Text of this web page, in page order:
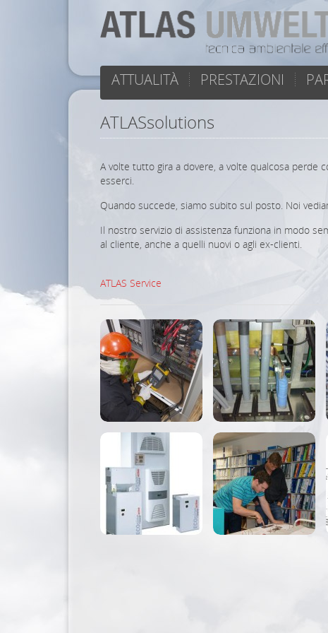
ATTUALITÀ PRESTAZIONI
ATLASsolutions
A volte tutto gira a dovere, a volte qualcosa perde
esserci.
Quando succede, siamo subito sul posto. Noi
Il nostro servizio di assistenza funziona in modo
al cliente, anche a quelli nuovi o agli ex-clienti.
ATLAS Service